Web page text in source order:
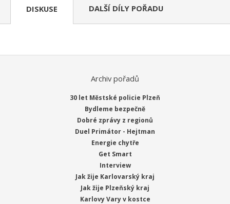
DISKUSE DALŠÍ DÍLY POŘADU
Archiv pořadů
30 let Městské policie Plzeň
Bydleme bezpečně
Dobré zprávy z regionů
Duel Primátor - Hejtman
Energie chytře
Get Smart
Interview
Jak žije Karlovarský kraj
Jak žije Plzeňský kraj
Karlovy Vary v kostce